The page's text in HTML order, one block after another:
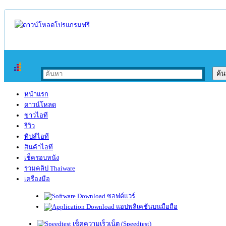
หน้าแรก
ดาวน์โหลด
ข่าวไอที
รีวิว
ทิปส์ไอที
สินค้าไอที
เช็ครอบหนัง
รวมคลิป Thaiware
เครื่องมือ
ซอฟต์แวร์
แอปพลิเคชันบนมือถือ
เช็คความเร็วเน็ต (Speedtest)